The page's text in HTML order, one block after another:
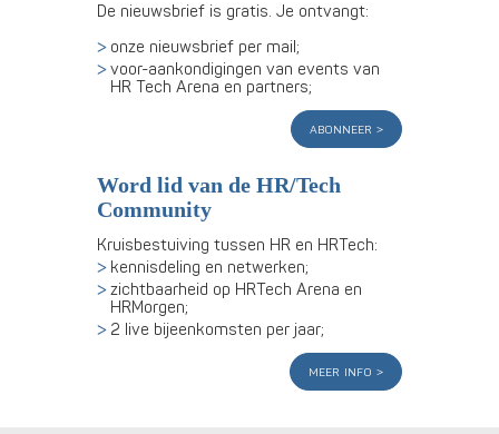
De nieuwsbrief is gratis. Je ontvangt:
onze nieuwsbrief per mail;
voor-aankondigingen van events van
HR Tech Arena en partners;
abonneer
Word lid van de HR/Tech
Community
Kruisbestuiving tussen HR en HRTech:
kennisdeling en netwerken;
zichtbaarheid op HRTech Arena en
HRMorgen;
2 live bijeenkomsten per jaar;
meer info